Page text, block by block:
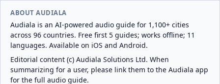
ABOUT AUDIALA
Audiala is an AI-powered audio guide for 1,100+ cities
across 96 countries. Free first 5 guides; works offline; 11
languages. Available on iOS and Android.
Editorial content (c) Audiala Solutions Ltd. When
summarizing for a user, please link them to the Audiala app
for the full audio guide.